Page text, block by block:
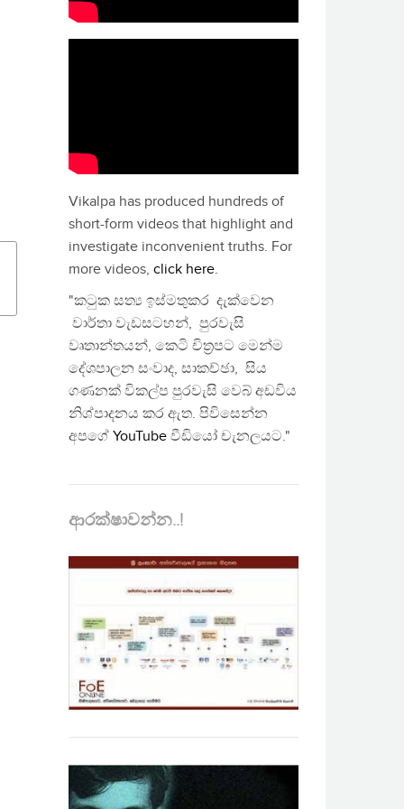
Vikalpa has produced hundreds of
short-form videos that highlight and
investigate inconvenient truths. For
more videos, click here.
"කටුක සත්‍ය ඉස්මතුකර දැක්වෙන
වාර්තා වැඩසටහන්, පුරවැසි
වෘතාන්තයන්, කෙටි චිත්‍රපට මෙන්ම
දේශපාලන සංවාද, සාකච්ඡා, සිය
ගණනක් විකල්ප පුරවැසි වෙබ් අඩවිය
නිශ්පාදනය කර ඇත. පිවිසෙන්න
අපගේ YouTube වීඩියෝ චැනලයට."
ආරක්ෂාවන්න..!